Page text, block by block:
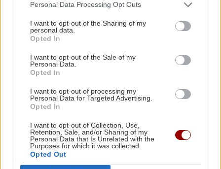
Personal Data Processing Opt Outs
I want to opt-out of the Sharing of my
personal data.
Opted In
I want to opt-out of the Sale of my
Personal Data.
Opted In
I want to opt-out of processing my
Personal Data for Targeted Advertising.
Opted In
I want to opt-out of Collection, Use,
Retention, Sale, and/or Sharing of my
Personal Data that Is Unrelated with the
Purposes for which it was collected.
Opted Out
βελτίωση της ύδρευσης
στους οικισμούς Ανάληψη,
Πιλαλήματα, Λαγκάδα και
20:14 | 14/05/2025
Δήμος Σητείας: Μόνο
τους βρεφονηπιακούς
σταθμούς
18:08 | 14/05/2025